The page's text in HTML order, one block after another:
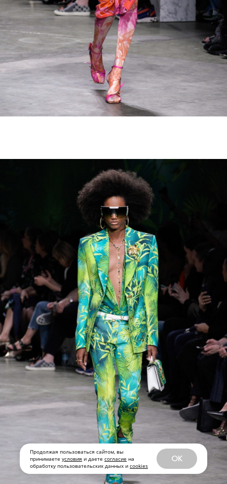
Продолжая пользоваться сайтом, вы
принимаете условия и даете согласие на
обработку пользовательских данных и cookies
OK